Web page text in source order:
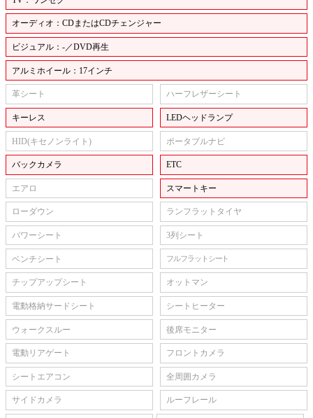
オーディオ：CDまたはCDチェンジャー
ビジュアル：-／DVD再生
アルミホイール：17インチ
革シート ハーフレザーシート
キーレス LEDヘッドランプ
HID(キセノンライト) ポータブルナビ
バックカメラ ETC
エアロ スマートキー
ローダウン ランフラットタイヤ
パワーシート 3列シート
ベンチシート フルフラットシート
チップアップシート オットマン
電動格納サードシート シートヒーター
ウォークスルー 後席モニター
電動リアゲート フロントカメラ
シートエアコン 全周囲カメラ
サイドカメラ ルーフレール